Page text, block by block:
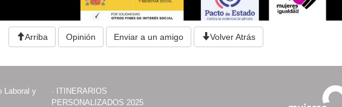
Arriba Opinión Enviar a un amigo Volver Atrás
Laboral y
· ITINERARIOS
PERSONALIZADOS 2025